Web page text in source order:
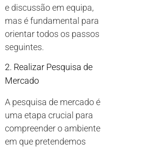
e discussão em equipa,
mas é fundamental para
orientar todos os passos
seguintes.
2. Realizar Pesquisa de
Mercado
A pesquisa de mercado é
uma etapa crucial para
compreender o ambiente
em que pretendemos